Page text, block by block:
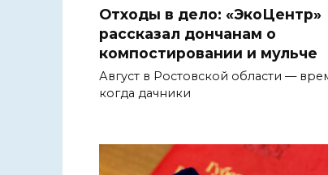
Отходы в дело: «ЭкоЦентр»
рассказал дончанам о
компостировании и мульче
Август в Ростовской области —
когда дачники